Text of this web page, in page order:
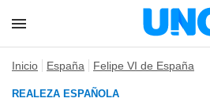
Inicio España Felipe VI de España
REALEZA ESPAÑOLA